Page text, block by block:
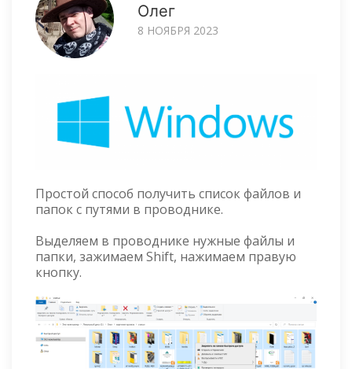
Олег
8 НОЯБРЯ 2023
Простой способ получить список файлов и
папок с путями в проводнике.
Выделяем в проводнике нужные файлы и
папки, зажимаем Shift, нажимаем правую
кнопку.